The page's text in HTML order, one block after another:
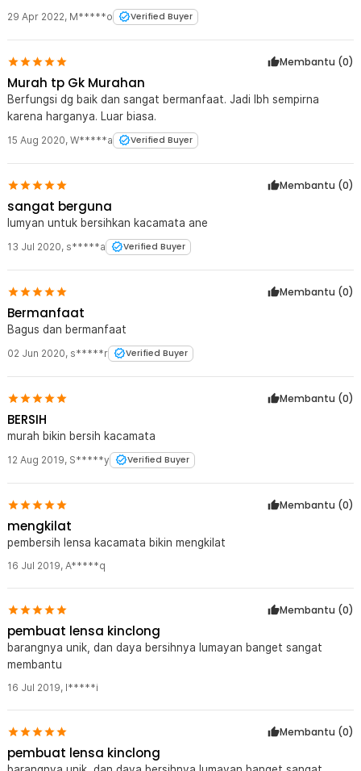
29 Apr 2022, M*****o Verified Buyer
Membantu (0)
Murah tp Gk Murahan
Berfungsi dg baik dan sangat bermanfaat. Jadi lbh sempirna
karena harganya. Luar biasa.
15 Aug 2020, W*****a Verified Buyer
Membantu (0)
sangat berguna
lumyan untuk bersihkan kacamata ane
13 Jul 2020, s*****a Verified Buyer
Membantu (0)
Bermanfaat
Bagus dan bermanfaat
02 Jun 2020, s*****r Verified Buyer
Membantu (0)
BERSIH
murah bikin bersih kacamata
12 Aug 2019, S*****y Verified Buyer
Membantu (0)
mengkilat
pembersih lensa kacamata bikin mengkilat
16 Jul 2019, A*****q
Membantu (0)
pembuat lensa kinclong
barangnya unik, dan daya bersihnya lumayan banget sangat
membantu
16 Jul 2019, I*****i
Membantu (0)
pembuat lensa kinclong